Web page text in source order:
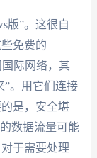
版”。这很自
免费的
际网络，其
”。用它们连接
是，安全堪
数据流量可能
于需要处理